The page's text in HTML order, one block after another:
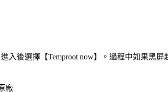
入後選擇【Temproot now】。過程中如果黑
廠